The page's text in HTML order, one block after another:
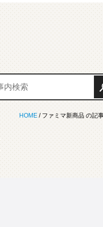
HOME / ファミマ新商品 の記